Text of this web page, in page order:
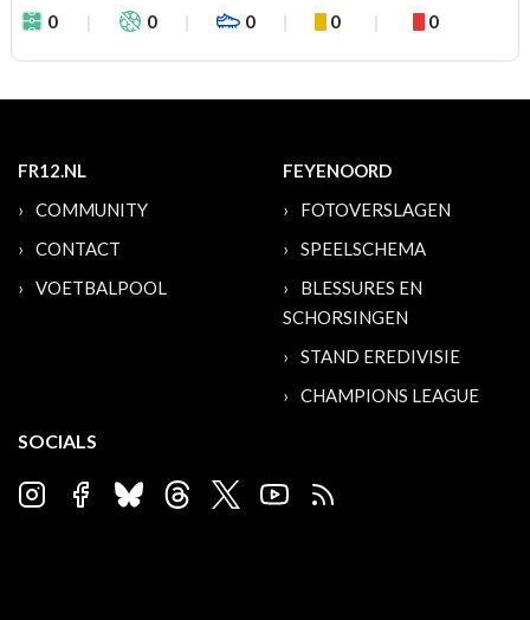
0
0 0 0 0
FR12.NL
COMMUNITY
CONTACT
VOETBALPOOL
FEYENOORD
FOTOVERSLAGEN
SPEELSCHEMA
BLESSURES EN
SCHORSINGEN
STAND EREDIVISIE
CHAMPIONS LEAGUE
SOCIALS